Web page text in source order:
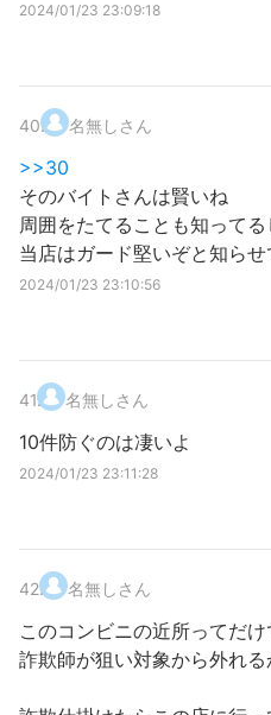
2024/01/23 23:09:18
40. 名無しさん
>>30
そのバイトさんは賢いね
周囲をたてることも知ってる
当店はガード堅いぞと知らせ
2024/01/23 23:10:56
41. 名無しさん
10件防ぐのは凄いよ
2024/01/23 23:11:28
42. 名無しさん
このコンビニの近所ってだけ
詐欺師が狙い対象から外れ